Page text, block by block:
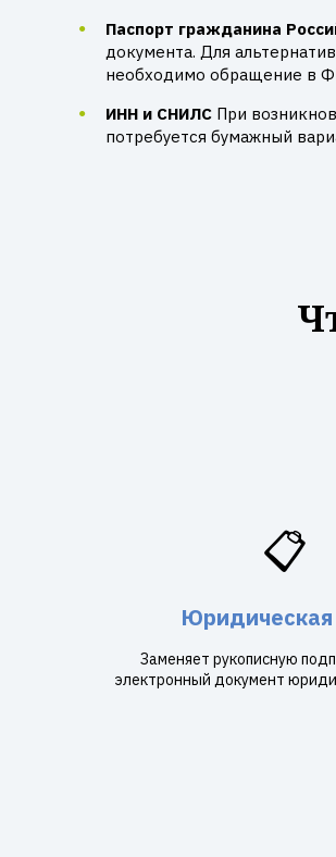
Паспорт гражданина
документа. Для
необходимо обращение в
ИНН и СНИЛС При
потребуется бумажный
📋
Юридическая
Заменяет рукописную
электронный документ